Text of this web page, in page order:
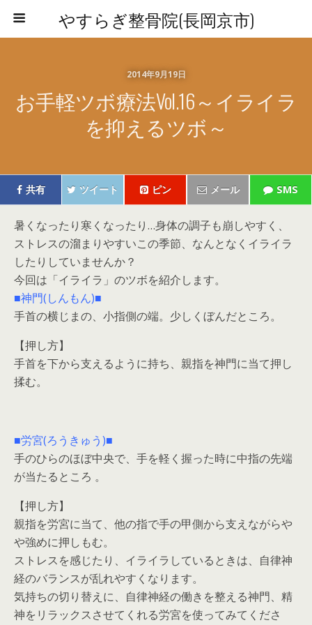
やすらぎ整骨院(長岡京市)
2014年9月19日
お手軽ツボ療法vol.16～イライラ
を抑えるツボ～
共有 ツイート ピン メール SMS
暑くなったり寒くなったり…身体の調子も崩しやすく、
ストレスの溜まりやすいこの季節、なんとなくイライラ
したりしていませんか？
今回は「イライラ」のツボを紹介します。
■神門(しんもん)■
手首の横じまの、小指側の端。少しくぼんだところ。
【押し方】
手首を下から支えるように持ち、親指を神門に当て押し
揉む。
■労宮(ろうきゅう)■
手のひらのほぼ中央で、手を軽く握った時に中指の先端
が当たるところ 。
【押し方】
親指を労宮に当て、他の指で手の甲側から支えながらや
や強めに押しもむ。
ストレスを感じたり、イライラしているときは、自律神
経のバランスが乱れやすくなります。
気持ちの切り替えに、自律神経の働きを整える神門、精
神をリラックスさせてくれる労宮を使ってみてくださ